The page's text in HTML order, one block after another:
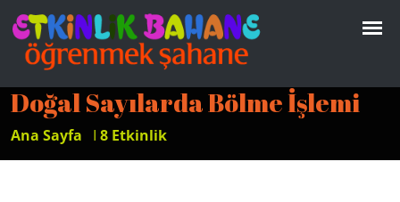
Doğal Sayılarda Bölme İşlemi
Ana Sayfa I 8 Etkinlik